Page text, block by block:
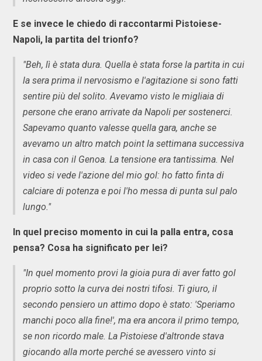
E se invece le chiedo di raccontarmi Pistoiese-
Napoli, la partita del trionfo?
"Beh, lì è stata dura. Quella è stata forse la partita in cui
la sera prima il nervosismo e l'agitazione si sono fatti
sentire più del solito. Avevamo visto le migliaia di
persone che erano arrivate da Napoli per sostenerci.
Sapevamo quanto valesse quella gara, anche se
avevamo un altro match point la settimana successiva
in casa con il Genoa. La tensione era tantissima. Nel
video si vede l'azione del mio gol: ho fatto finta di
calciare di potenza e poi l'ho messa di punta sul palo
lungo."
In quel preciso momento in cui la palla entra, cosa
pensa? Cosa ha significato per lei?
"In quel momento provi la gioia pura di aver fatto gol
proprio sotto la curva dei nostri tifosi. Ti giuro, il
secondo pensiero un attimo dopo è stato: 'Speriamo
manchi poco alla fine!', ma era ancora il primo tempo,
se non ricordo male. La Pistoiese d'altronde stava
giocando alla morte perché se avessero vinto si